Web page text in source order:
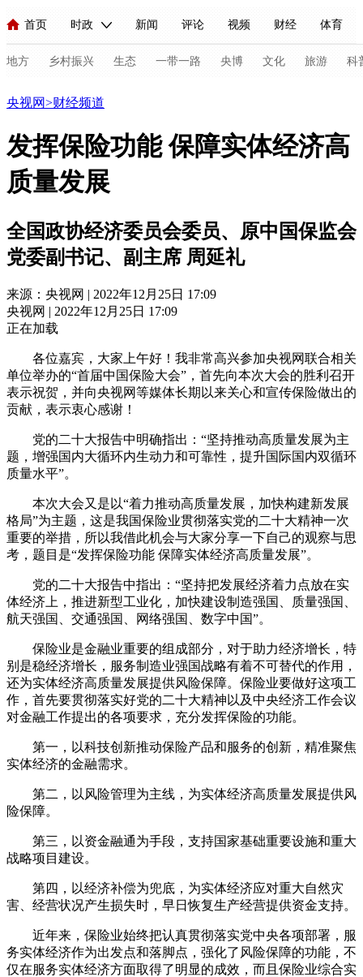
首页 时政 新闻 评论 视频 财经 体育
人民领袖习近平 联播+ 中国领导人 央视快评 习式妙语
直播 栏目大全 节目单 听音 微视频 主持人
海外频道 iPanda English Монгол
地方 乡村振兴 生态 一带一路 央博 文化 旅游 科
新闻 国内
视频 小央视频 小央直播 直播中国
体育 直播 竞猜
VIP会员 CCTV奥林匹克频道 生活体育大会 体育江湖
财经 教育 乡村振兴 生态环境 一带一路 央博
大国智造 大国展会
CCTV.节目官网 直播 节目单 栏目 片库 热播榜
央视网>财经频道
发挥保险功能 保障实体经济高
质量发展
全国政协经济委员会委员、原中国保监会
党委副书记、副主席 周延礼
来源：央视网 | 2022年12月25日 17:09
央视网 | 2022年12月25日 17:09
正在加载
各位嘉宾，大家上午好！我非常高兴参加央视网联合相关
单位举办的“首届中国保险大会”，首先向本次大会的胜利召开
表示祝贺，并向央视网等媒体长期以来关心和宣传保险做出的
贡献，表示衷心感谢！
党的二十大报告中明确指出：“坚持推动高质量发展为主
题，增强国内大循环内生动力和可靠性，提升国际国内双循环
质量水平”。
本次大会又是以“着力推动高质量发展，加快构建新发展
格局”为主题，这是我国保险业贯彻落实党的二十大精神一次
重要的举措，所以我借此机会与大家分享一下自己的观察与思
考，题目是“发挥保险功能 保障实体经济高质量发展”。
党的二十大报告中指出：“坚持把发展经济着力点放在实
体经济上，推进新型工业化，加快建设制造强国、质量强国、
航天强国、交通强国、网络强国、数字中国”。
保险业是金融业重要的组成部分，对于助力经济增长，特
别是稳经济增长，服务制造业强国战略有着不可替代的作用，
还为实体经济高质量发展提供风险保障。保险业要做好这项工
作，首先要贯彻落实好党的二十大精神以及中央经济工作会议
对金融工作提出的各项要求，充分发挥保险的功能。
第一，以科技创新推动保险产品和服务的创新，精准聚焦
实体经济的金融需求。
第二，以风险管理为主线，为实体经济高质量发展提供风
险保障。
第三，以资金融通为手段，支持国家基础重要设施和重大
战略项目建设。
第四，以经济补偿为兜底，为实体经济应对重大自然灾
害、经营状况产生损失时，早日恢复生产经营提供资金支持。
近年来，保险业始终把认真贯彻落实党中央各项部署，服
务实体经济作为出发点和落脚点，强化了风险保障的功能，不
仅在服务实体经济方面取得了明显的成效，而且保险业综合实